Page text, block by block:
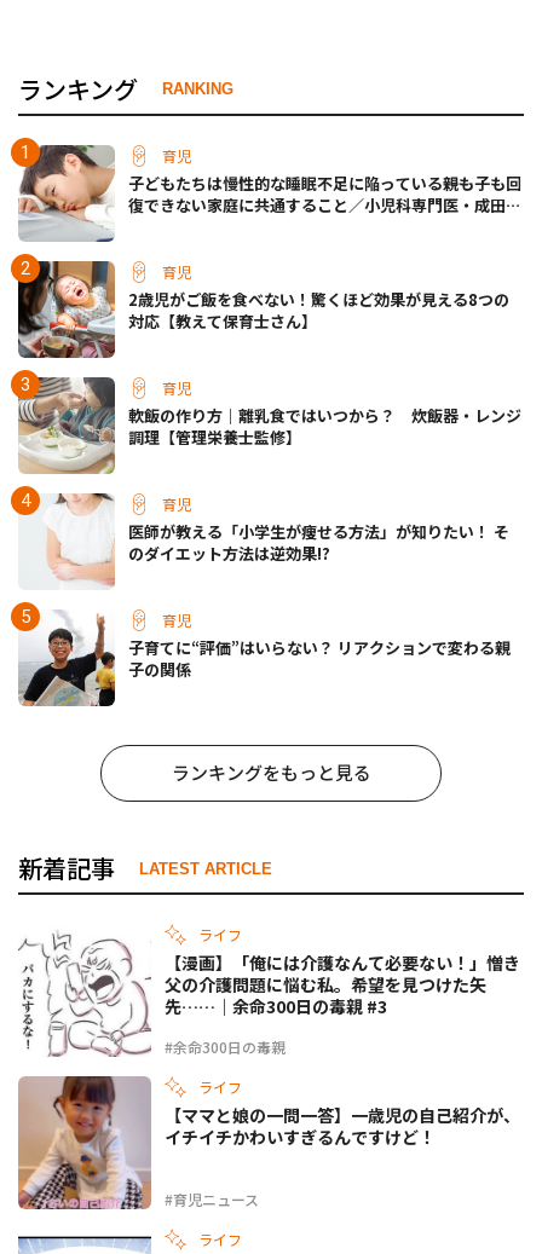
ランキング RANKING
育児
子どもたちは慢性的な睡眠不足に陥っている――親も子も回
復できない家庭に共通すること／小児科専門医・成田奈
育児
2歳児がご飯を食べない！驚くほど効果が見える8つの
対応【教えて保育士さん】
育児
軟飯の作り方｜離乳食ではいつから？ 炊飯器・レンジ
調理【管理栄養士監修】
育児
医師が教える「小学生が痩せる方法」が知りたい！ そ
のダイエット方法は逆効果!?
育児
子育てに“評価”はいらない？ リアクションで変わる親
子の関係
ランキングをもっと見る
新着記事 LATEST ARTICLE
ライフ
#余命300日の毒親
【漫画】「俺には介護なんて必要ない！」憎き
父の介護問題に悩む私。希望を見つけた矢
先……｜余命300日の毒親 #3
ライフ
#育児ニュース
【ママと娘の一問一答】一歳児の自己紹介が、
イチイチかわいすぎるんですけど！
ライフ